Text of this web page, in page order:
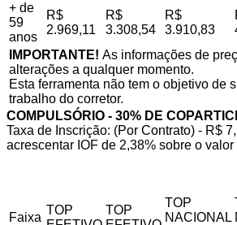
+ de
59
anos
R$
2.969,11
R$
3.308,54
R$
3.910,83
IMPORTANTE! As informações de
alterações a qualquer momento.
Esta ferramenta não tem o objetivo de
trabalho do corretor.
COMPULSÓRIO - 30% DE
Taxa de Inscrição: (Por Contrato) - R$
acrescentar IOF de 2,38% sobre o valor
Faixa
TOP
TOP
TOP
NACIONAL